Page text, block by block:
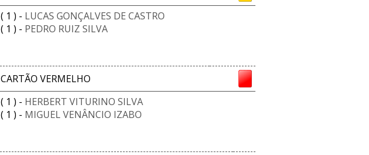
( 1 ) - LUCAS GONÇALVES DE CASTRO
( 1 ) - PEDRO RUIZ SILVA
CARTÃO VERMELHO
( 1 ) - HERBERT VITURINO SILVA
( 1 ) - MIGUEL VENÂNCIO IZABO